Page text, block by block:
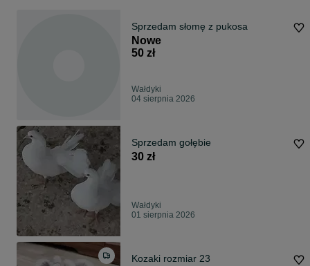
Sprzedam słomę z pukosa
Nowe
50 zł
Wałdyki
04 sierpnia 2026
Sprzedam gołębie
30 zł
Wałdyki
01 sierpnia 2026
Kozaki rozmiar 23